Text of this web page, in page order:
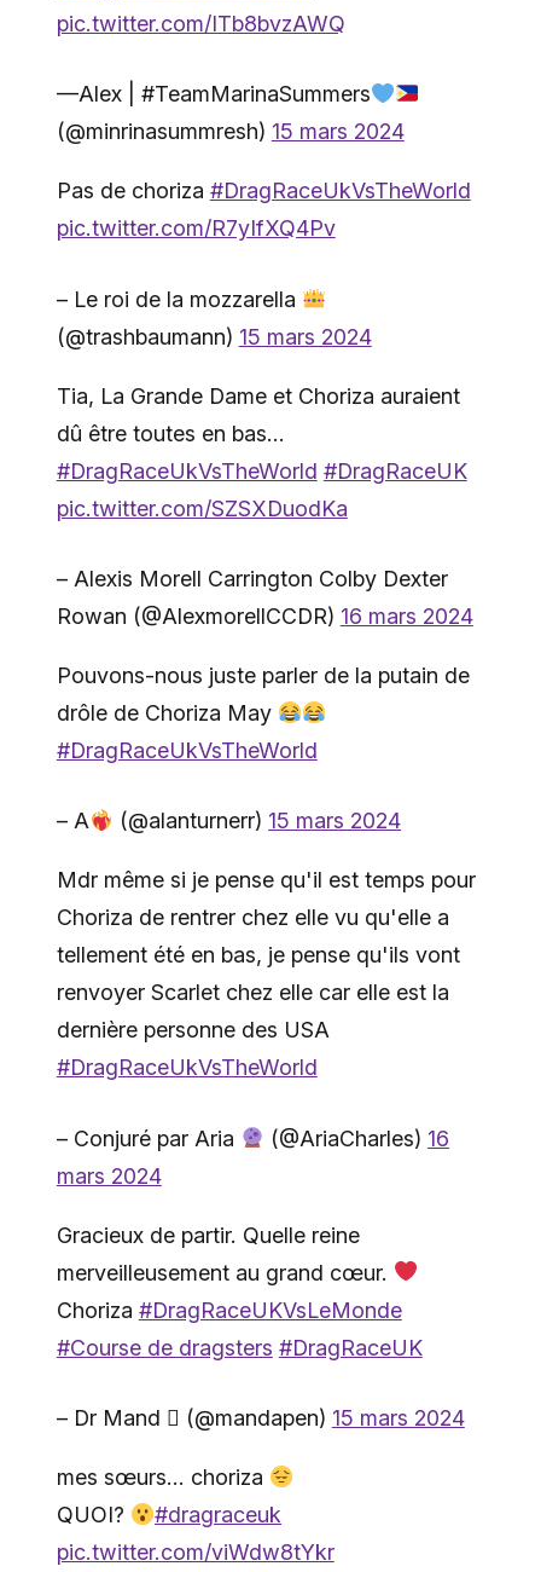
pic.twitter.com/ITb8bvzAWQ
—Alex | #TeamMarinaSummers
(@minrinasummresh) 15 mars 2024
Pas de choriza #DragRaceUkVsTheWorld
pic.twitter.com/R7yIfXQ4Pv
– Le roi de la mozzarella
(@trashbaumann) 15 mars 2024
Tia, La Grande Dame et Choriza auraient
dû être toutes en bas…
#DragRaceUkVsTheWorld #DragRaceUK
pic.twitter.com/SZSXDuodKa
– Alexis Morell Carrington Colby Dexter
Rowan (@AlexmorellCCDR) 16 mars 2024
Pouvons-nous juste parler de la putain de
drôle de Choriza May
#DragRaceUkVsTheWorld
– A (@alanturnerr) 15 mars 2024
Mdr même si je pense qu'il est temps pour
Choriza de rentrer chez elle vu qu'elle a
tellement été en bas, je pense qu'ils vont
renvoyer Scarlet chez elle car elle est la
dernière personne des USA
#DragRaceUkVsTheWorld
– Conjuré par Aria (@AriaCharles) 16
mars 2024
Gracieux de partir. Quelle reine
merveilleusement au grand cœur.
Choriza #DragRaceUKVsLeMonde
#Course de dragsters #DragRaceUK
– Dr Mand  (@mandapen) 15 mars 2024
mes sœurs… choriza
QUOI?
#dragraceuk
pic.twitter.com/viWdw8tYkr